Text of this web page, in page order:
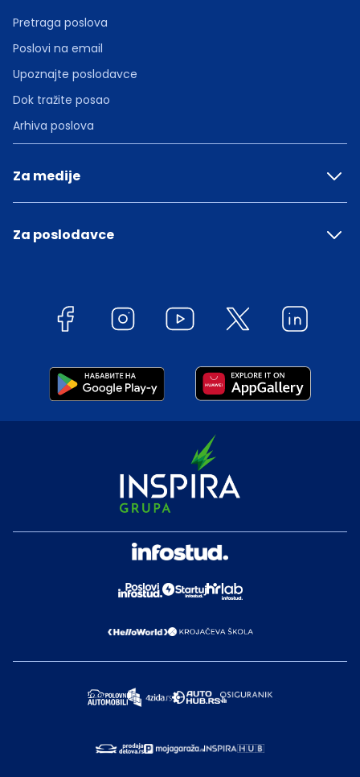
Pretraga poslova
Poslovi na email
Upoznajte poslodavce
Dok tražite posao
Arhiva poslova
Za medije
Za poslodavce